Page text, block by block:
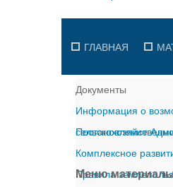
ГЛАВНАЯ
Документы
Информация о
Постановление
Комплексное
Правила
Меню